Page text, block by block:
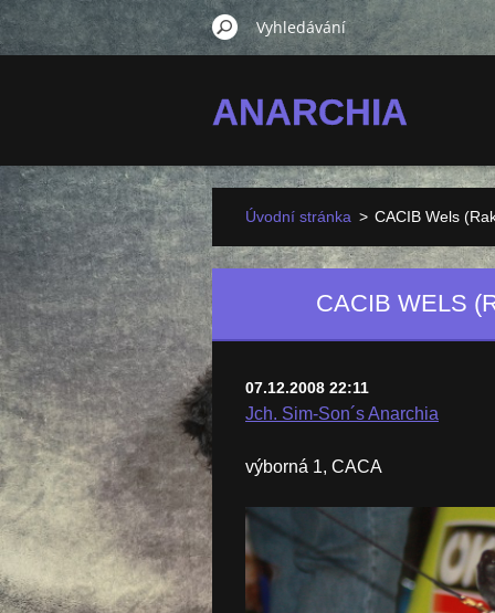
ANARCHIA
Úvodní stránka > CACIB Wels
CACIB WELS
07.12.2008 22:11
Jch. Sim-Son´s Anarchia
výborná 1, CACA